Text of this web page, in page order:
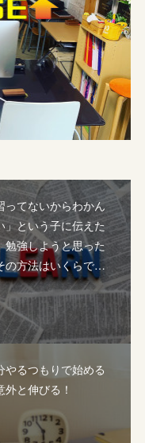
ってないからわかん
」という子に伝えた
勉強しようと思った
の方法はいくらで…
やるつもりで始める
外と伸びる！